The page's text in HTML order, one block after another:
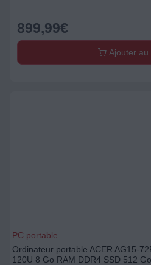
899,99€
Ajouter au
PC portable
Ordinateur portable ACER AG15-
120U 8 Go RAM DDR4 SSD 512 Go